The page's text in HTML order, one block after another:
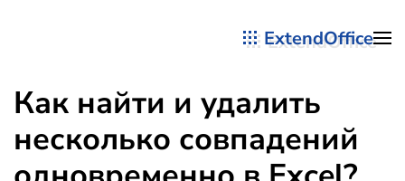
ExtendOffice
Как найти и удалить
несколько совпадений